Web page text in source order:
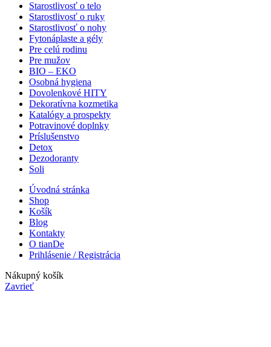
Starostlivosť o telo
Starostlivosť o ruky
Starostlivosť o nohy
Fytonáplaste a gély
Pre celú rodinu
Pre mužov
BIO – EKO
Osobná hygiena
Dovolenkové HITY
Dekoratívna kozmetika
Katalógy a prospekty
Potravinové doplnky
Príslušenstvo
Detox
Dezodoranty
Soli
Úvodná stránka
Shop
Košík
Blog
Kontakty
O tianDe
Prihlásenie / Registrácia
Nákupný košík
Zavrieť